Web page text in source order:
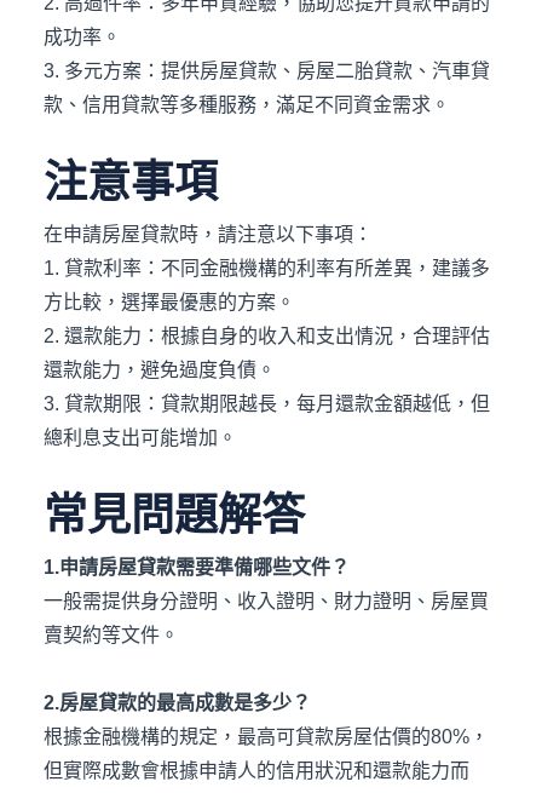
成功率。
3. 多元方案：提供房屋貸款、房屋二胎貸款、汽車貸
款、信用貸款等多種服務，滿足不同資金需求。
注意事項
在申請房屋貸款時，請注意以下事項：
1. 貸款利率：不同金融機構的利率有所差異，建議多
方比較，選擇最優惠的方案。
2. 還款能力：根據自身的收入和支出情況，合理評估
還款能力，避免過度負債。
3. 貸款期限：貸款期限越長，每月還款金額越低，但
總利息支出可能增加。
常見問題解答
1.申請房屋貸款需要準備哪些文件？
一般需提供身分證明、收入證明、財力證明、房屋買
賣契約等文件。
2.房屋貸款的最高成數是多少？
根據金融機構的規定，最高可貸款房屋估價的80%，
但實際成數會根據申請人的信用狀況和還款能力而